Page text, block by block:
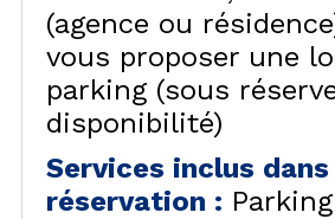
(agence ou
vous proposer une
parking (sous
disponibilité)
Services inclus
réservation : Parking